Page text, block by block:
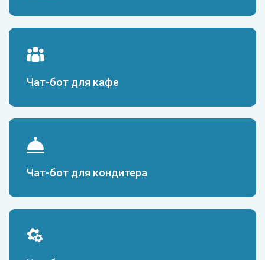
Чат-бот для кафе
Чат-бот для кондитера